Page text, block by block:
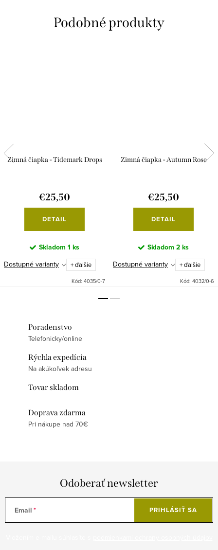
Zimná čiapka - Tidemark Drops
€25,50
DETAIL
Skladom 1 ks
Dostupné varianty
+ ďalšie
Kód: 4035/0-7
Zimná čiapka - Autumn Rose
€25,50
DETAIL
Skladom 2 ks
Dostupné varianty
+ ďalšie
Kód: 4032/0-6
Poradenstvo
Telefonicky/online
Rýchla expedícia
Na akúkoľvek adresu
Tovar skladom
Doprava zdarma
Pri nákupe nad 70€
Odoberať newsletter
Email PRIHLÁSIŤ SA